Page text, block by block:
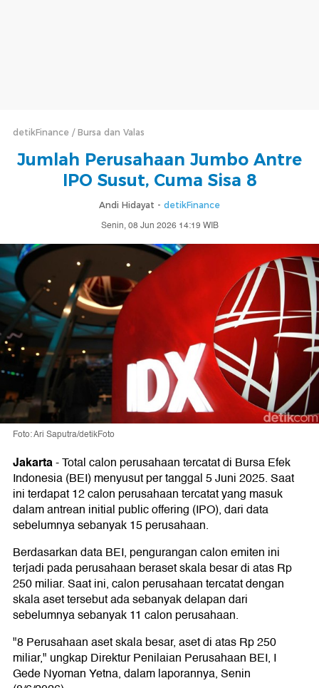
detikFinance Bursa dan Valas
Jumlah Perusahaan Jumbo Antre
IPO Susut, Cuma Sisa 8
Andi Hidayat - detikFinance
Senin, 08 Jun 2026 14:19 WIB
Foto: Ari Saputra/detikFoto
Jakarta-Total calon perusahaan tercatat di Bursa Efek
Indonesia (BEI) menyusut per tanggal 5 Juni 2025. Saat
ini terdapat 12 calon perusahaan tercatat yang masuk
dalam antrean initial public offering (IPO), dari data
sebelumnya sebanyak 15 perusahaan.
Berdasarkan data BEI, pengurangan calon emiten ini
terjadi pada perusahaan beraset skala besar di atas Rp
250 miliar. Saat ini, calon perusahaan tercatat dengan
skala aset tersebut ada sebanyak delapan dari
sebelumnya sebanyak 11 calon perusahaan.
"8 Perusahaan aset skala besar, aset di atas Rp 250
miliar," ungkap Direktur Penilaian Perusahaan BEI, I
Gede Nyoman Yetna, dalam laporannya, Senin